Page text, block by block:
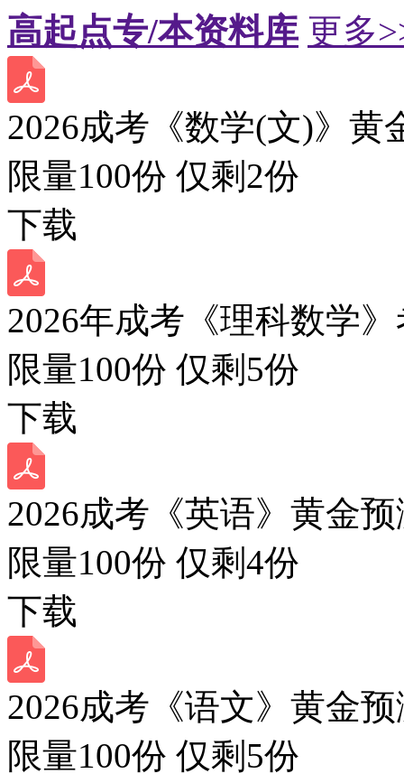
高起点专/本资料库 更多
2026成考《数学(文)》黄
限量100份 仅剩 2份
下载
2026年成考《理科数学
限量100份 仅剩 5份
下载
2026成考《英语》黄金
限量100份 仅剩4份
下载
2026成考《语文》黄金
限量100份 仅剩 5份